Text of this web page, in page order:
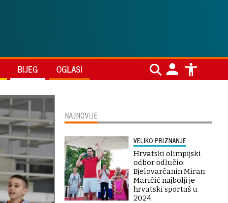
BIJEG OGLASI
NAJNOVIJE
VELIKO PRIZNANJE
Hrvatski olimpijski
odbor odlučio:
Bjelovarčanin Miran
Maričić najbolji je
hrvatski sportaš u
2024.